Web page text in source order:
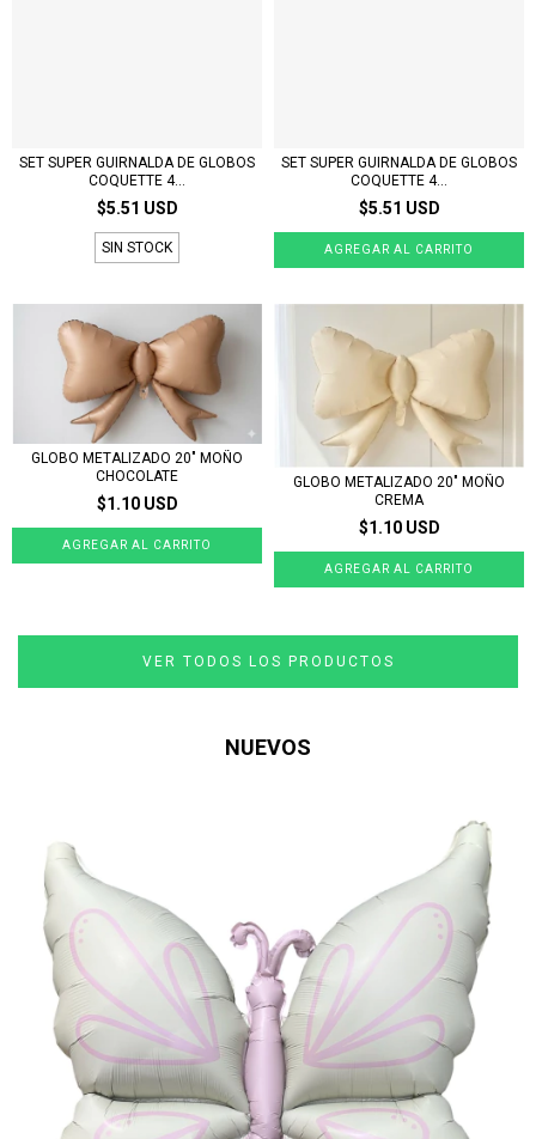
SET SUPER GUIRNALDA DE GLOBOS
COQUETTE 4...
$5.51 USD
SIN STOCK
SET SUPER GUIRNALDA DE GLOBOS
COQUETTE 4...
$5.51 USD
GLOBO METALIZADO 20" MOÑO
CHOCOLATE
$1.10 USD
GLOBO METALIZADO 20" MOÑO
CREMA
$1.10 USD
VER TODOS LOS PRODUCTOS
NUEVOS